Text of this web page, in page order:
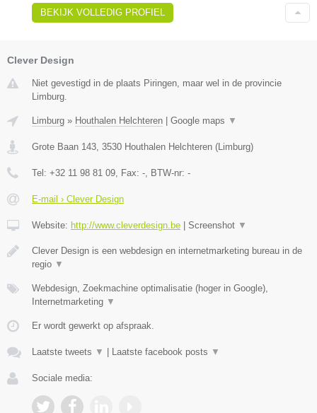
BEKIJK VOLLEDIG PROFIEL
Clever Design
Niet gevestigd in de plaats Piringen, maar wel in de provincie
Limburg.
Limburg » Houthalen Helchteren Google maps ▼
Grote Baan 143, 3530 Houthalen Helchteren (Limburg)
Tel: +32 11 98 81 09, Fax: -, BTW-nr: -
E-mail › Clever Design
Website: http://www.cleverdesign.be Screenshot ▼
Clever Design is een webdesign en internetmarketing bureau in de
regio ▼
Webdesign, Zoekmachine optimalisatie (hoger in Google),
Internetmarketing ▼
Er wordt gewerkt op afspraak.
Laatste tweets ▼ Laatste facebook posts ▼
Sociale media: